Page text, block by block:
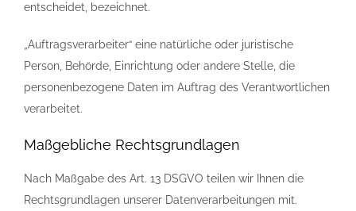
entscheidet, bezeichnet.
„Auftragsverarbeiter“ eine natürliche oder juristische
Person, Behörde, Einrichtung oder andere Stelle, die
personenbezogene Daten im Auftrag des Verantwortlichen
verarbeitet.
Maßgebliche Rechtsgrundlagen
Nach Maßgabe des Art. 13 DSGVO teilen wir Ihnen die
Rechtsgrundlagen unserer Datenverarbeitungen mit.